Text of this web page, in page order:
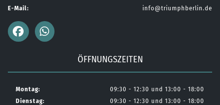
E-Mail:
info@triumphberlin.de
ÖFFNUNGSZEITEN
Montag:
09:30 - 12:30 und 13:00 - 18:00
Dienstag:
09:30 - 12:30 und 13:00 - 18:00